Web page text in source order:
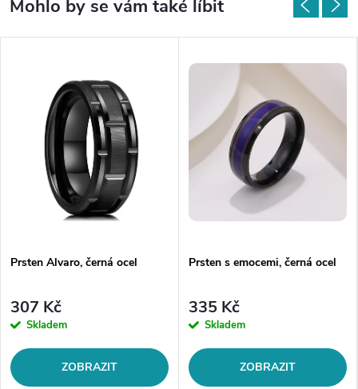
Prsten Alvaro, černá ocel
307 Kč
Skladem
ZOBRAZIT
Prsten s emocemi, černá ocel
335 Kč
Skladem
ZOBRAZIT